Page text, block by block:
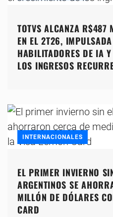
TOTVS ALCANZA R$487
EN EL 2T26,
HABILITADORES DE IA
LOS INGRESOS
INTERNACIONALES
EL PRIMER INVIERNO
ARGENTINOS SE
MILLÓN DE DÓLARES
CARD